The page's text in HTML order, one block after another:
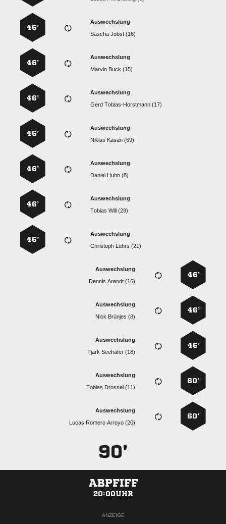
Auswechslung
  
46’
Auswechslung
  
46’
Auswechslung
  
46’
Auswechslung
  
46’
Auswechslung
  
46’
Auswechslung
  
46’
Auswechslung
  
46’
46’
Auswechslung
  
46’
Auswechslung
  
46’
Auswechslung
  
60’
Auswechslung
  
60’
Auswechslung
   
90'
ABPFIFF
20:00UHR
ANZEIGE